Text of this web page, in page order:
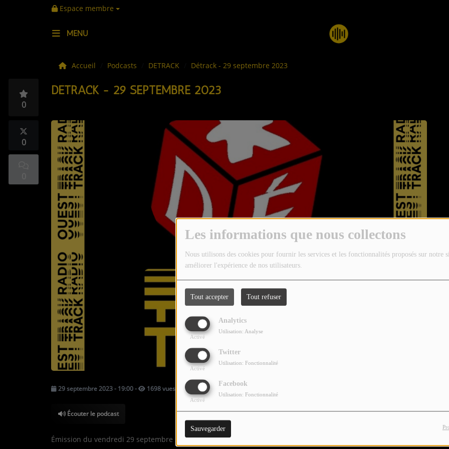
Les informations que nous collectons
Nous utilisons des cookies pour fournir les services et les fonctionnalités proposés sur notre
améliorer l'expérience de nos utilisateurs.
Tout accepter Tout refuser
Analytics
Activé
Utilisation: Analyse
Twitter
Activé
Utilisation: Fonctionnalité
Facebook
Activé
Utilisation: Fonctionnalité
Sauvegarder
Espace membre
MENU
LA MUSIQUE
C'ÉTAIT QUOI CE TITRE ?
LES WEBRADIOS
LES EMISSIONS
LA GRILLE DES PROGRAMMES
TOUTES LES ÉMISSIONS
TOUS LES PODCASTS
C'EST QUOI CETTE RADIO ?
LES ATELIERS PÉDAGOGIQUES
COMMUNIQUEZ SUR OUEST
Accueil Podcasts DETRACK Détrack - 29 septembre 2023
DÉTRACK - 29 SEPTEMBRE 2023
0
0
29 septembre 2023 - 19:00- 1698 vues
Écouter le podcast
Émission du vendredi 29 septembre 2023